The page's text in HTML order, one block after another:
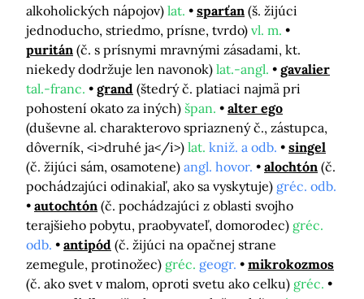
alkoholických nápojov) lat. sparťan (š. žijúci
jednoducho, striedmo, prísne, tvrdo) vl. m.
puritán (č. s prísnymi mravnými zásadami, kt.
niekedy dodržuje len navonok) lat.-angl.
gavalier
tal.-franc.
grand (štedrý č. platiaci najmä pri
pohostení okato za iných) špan.
alter ego
(duševne al. charakterovo spriaznený č., zástupca,
dôverník, <i>druhé ja</i>) lat. kniž. a odb.
singel
(č. žijúci sám, osamotene) angl. hovor. alochtón (č.
pochádzajúci odinakiaľ, ako sa vyskytuje) gréc. odb.
autochtón (č. pochádzajúci z oblasti svojho
terajšieho pobytu, praobyvateľ, domorodec) gréc.
odb.
antipód (č. žijúci na opačnej strane
zemegule, protinožec) gréc. geogr.
mikrokozmos
(č. ako svet v malom, oproti svetu ako celku) gréc.